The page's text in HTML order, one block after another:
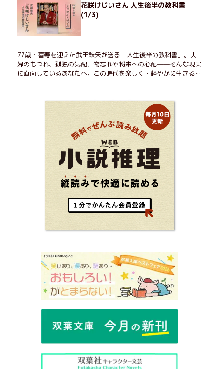
花咲けじいさん 人生後半の教科書
(1/3)
77歳・喜寿を迎えた武田鉄矢が送る「人生後半の教科書」。夫
婦のもつれ、孤独の気配、物忘れや将来への心配――そんな現実
に直面しているあなたへ。この時代を楽しく・軽やかに生きるヒ
ら！ 読むだけで前向きになれる一冊。